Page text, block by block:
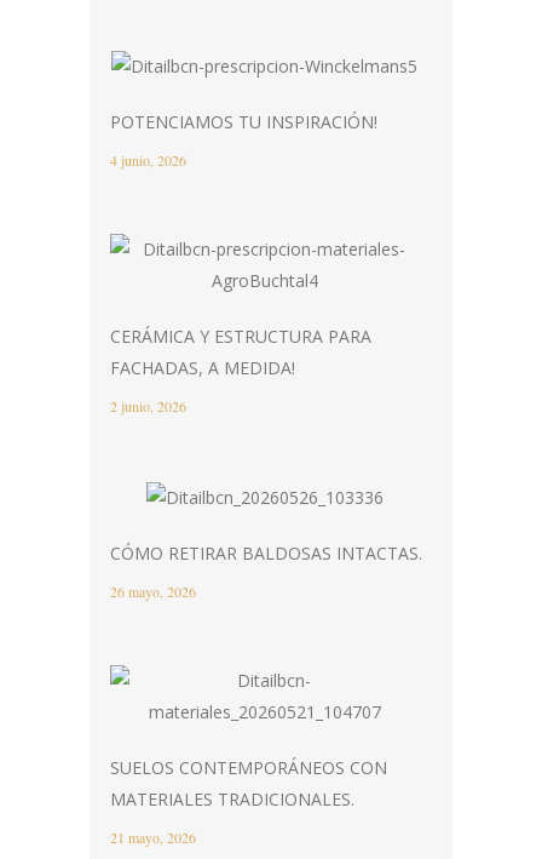
POTENCIAMOS TU INSPIRACIÓN!
4 junio, 2026
CERÁMICA Y ESTRUCTURA PARA
FACHADAS, A MEDIDA!
2 junio, 2026
CÓMO RETIRAR BALDOSAS INTACTAS.
26 mayo, 2026
SUELOS CONTEMPORÁNEOS CON
MATERIALES TRADICIONALES.
21 mayo, 2026